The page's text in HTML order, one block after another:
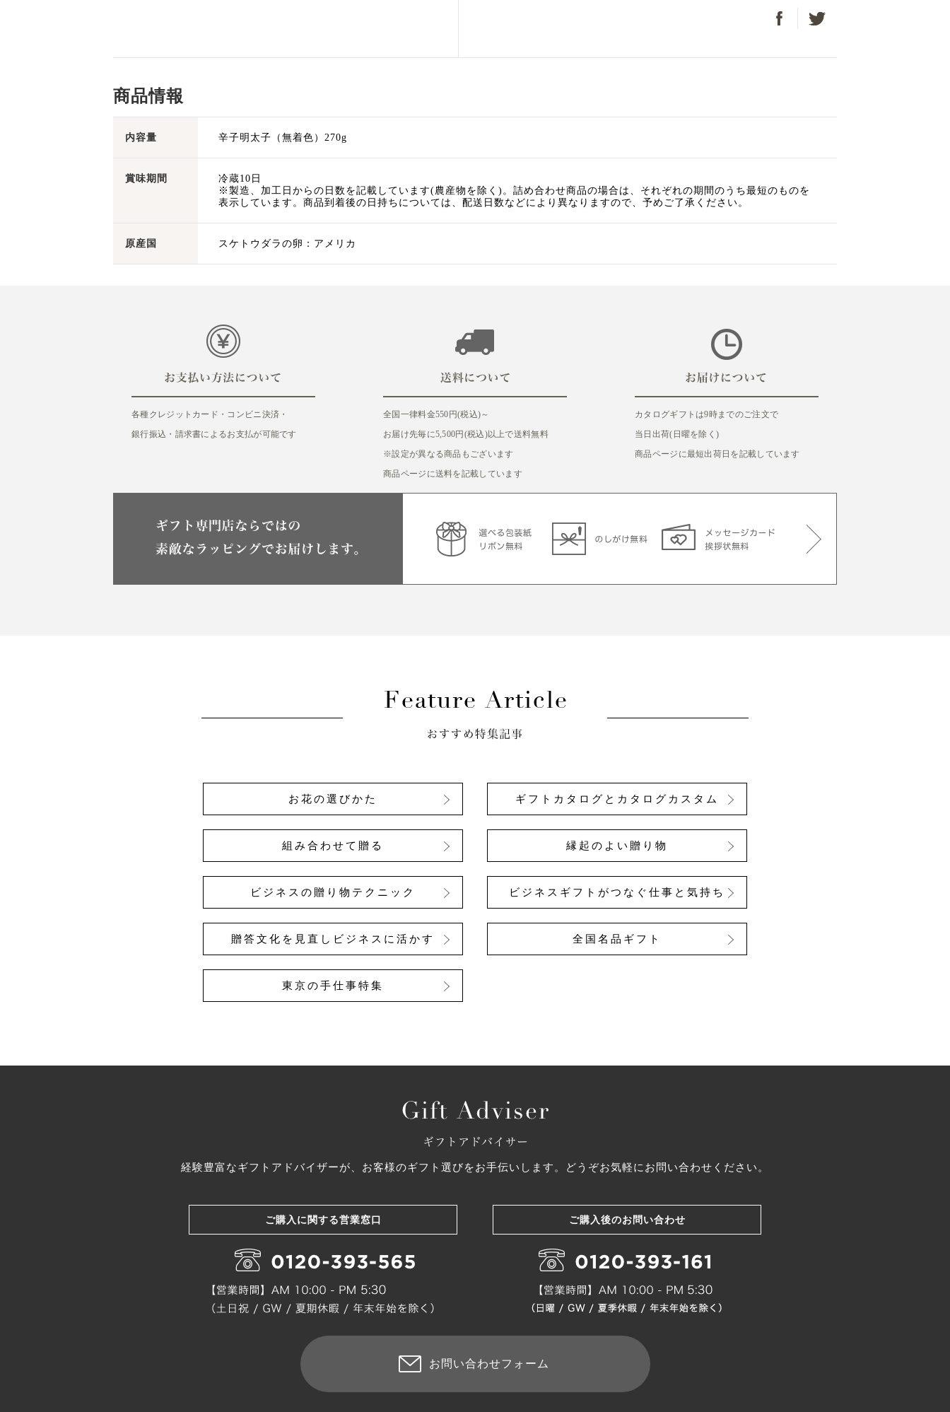
商品情報
内容量 辛子明太子（無着色）270g
賞味期間
冷蔵10日
※製造、加工日からの日数を記載しています(農産物を除く)。詰め合わせ商品の場合は、それぞれの期間のうち最短のものを
表示しています。商品到着後の日持ちについては、配送日数などにより異なりますので、予めご了承ください。
原産国 スケトウダラの卵：アメリカ
各種クレジットカード・コンビニ決済・
銀行振込・請求書によるお支払が可能です
全国一律料金550円(税込)～
お届け先毎に5,500円(税込)以上で送料無料
※設定が異なる商品もございます
商品ページに送料を記載しています
カタログギフトは9時までのご注文で
当日出荷(日曜を除く)
商品ページに最短出荷日を記載しています
お花の選びかた ギフトカタログとカタログカスタム
組み合わせて贈る 縁起のよい贈り物
ビジネスの贈り物テクニック ビジネスギフトがつなぐ仕事と気持ち
贈答文化を見直しビジネスに活かす 全国名品ギフト
東京の手仕事特集
経験豊富なギフトアドバイザーが、お客様のギフト選びをお手伝いします。どうぞお気軽にお問い合わせください。
ご購入に関する営業窓口 ご購入後のお問い合わせ
お問い合わせフォーム